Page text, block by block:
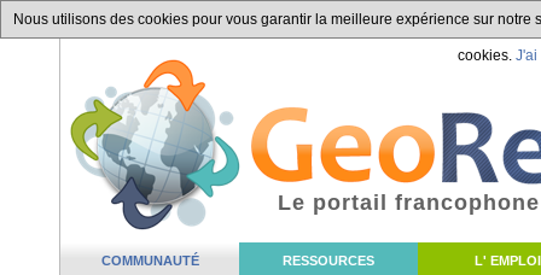
Nous utilisons des cookies pour vous garantir la meilleure expérience sur
cookies. J'ai
COMMUNAUTÉ RESSOURCES L' EMPLOI
Le portail